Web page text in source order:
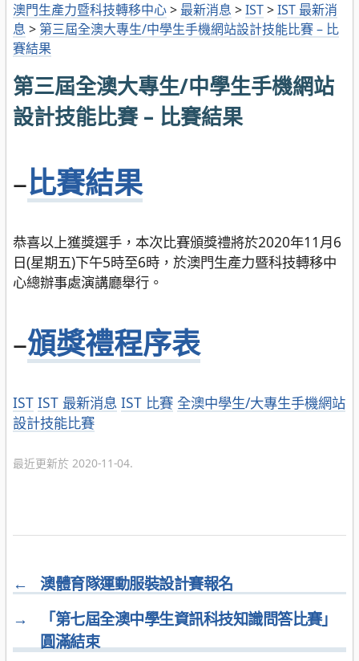
澳門生產力暨科技轉移中心> 最新消息 >IST>IST 最新消
息 > 第三屆全澳大專生/中學生手機網站設計技能比賽 – 比
賽結果
第三屆全澳大專生/中學生手機網站
設計技能比賽 – 比賽結果
–比賽結果
恭喜以上獲獎選手，本次比賽頒獎禮將於2020年11月6
日(星期五)下午5時至6時，於澳門生產力暨科技轉移中
心總辦事處演講廳舉行。
–頒獎禮程序表
分
類
IST IST 最新消息 IST 比賽 全澳中學生/大專生手機網站
設計技能比賽
最近更新於 2020-11-04.
←
澳體育隊運動服裝設計賽報名
→
「第七屆全澳中學生資訊科技知識問答比賽」
圓滿結束